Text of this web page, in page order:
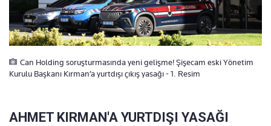
Can Holding soruşturmasında yeni gelişme! Şişecam eski Yönetim
Kurulu Başkanı Kırman’a yurtdışı çıkış yasağı - 1. Resim
AHMET KIRMAN'A YURTDIŞI YASAĞI